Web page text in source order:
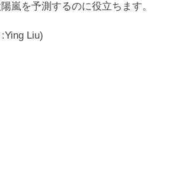
嵐を予測するのに役立ちます。
Liu)